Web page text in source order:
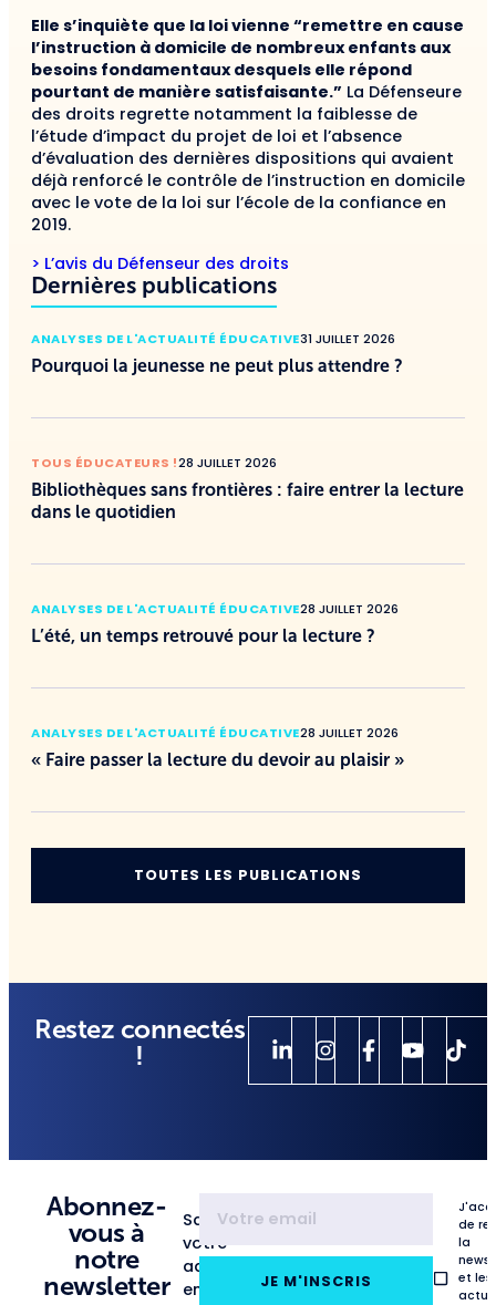
Elle s’inquiète que la loi vienne “remettre en cause
l’instruction à domicile de nombreux enfants aux
besoins fondamentaux desquels elle répond
pourtant de manière satisfaisante.” La Défenseure
des droits regrette notamment la faiblesse de
l’étude d’impact du projet de loi et l’absence
d’évaluation des dernières dispositions qui avaient
déjà renforcé le contrôle de l’instruction en domicile
avec le vote de la loi sur l’école de la confiance en
2019.
> L’avis du Défenseur des droits
Dernières publications
ANALYSES DE L'ACTUALITÉ ÉDUCATIVE31 JUILLET 2026
Pourquoi la jeunesse ne peut plus attendre ?
TOUS ÉDUCATEURS !28 JUILLET 2026
Bibliothèques sans frontières : faire entrer la lecture
dans le quotidien
ANALYSES DE L'ACTUALITÉ ÉDUCATIVE28 JUILLET 2026
L’été, un temps retrouvé pour la lecture ?
ANALYSES DE L'ACTUALITÉ ÉDUCATIVE28 JUILLET 2026
« Faire passer la lecture du devoir au plaisir »
TOUTES LES PUBLICATIONS
Restez connectés
!
Abonnez-
vous à
notre
newsletter
Saisissez
votre
adresse
email
JE M'INSCRIS
de
la
et les